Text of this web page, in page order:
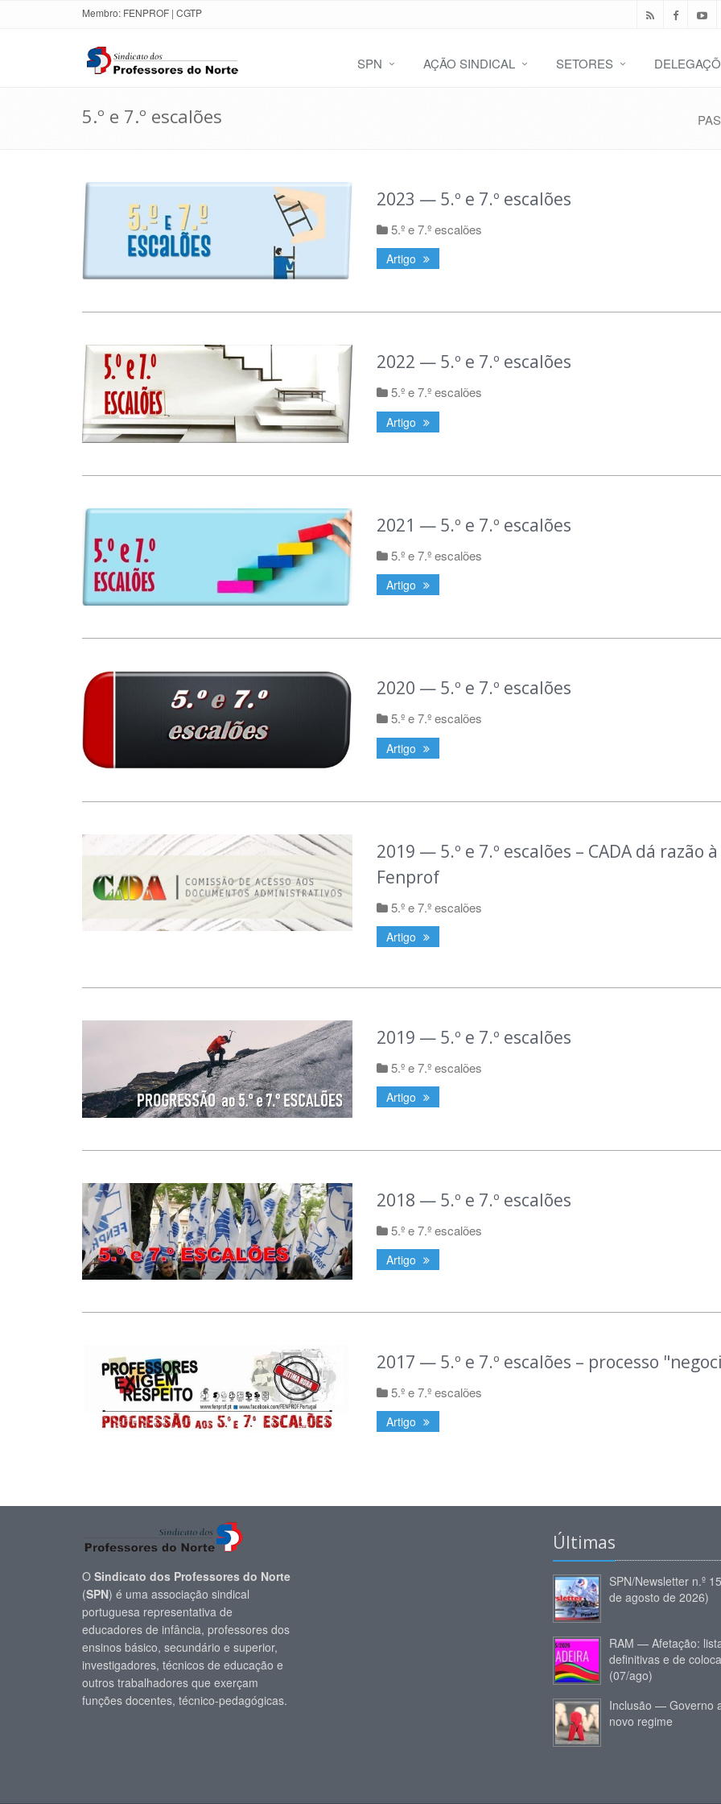
Membro: FENPROF | CGTP
SPN AÇÃO SINDICAL SETORES
5.º e 7.º escalões
2023 — 5.º e 7.º escalões
5.º e 7.º escalões
Artigo
2022 — 5.º e 7.º escalões
5.º e 7.º escalões
Artigo
2021 — 5.º e 7.º escalões
5.º e 7.º escalões
Artigo
2020 — 5.º e 7.º escalões
5.º e 7.º escalões
Artigo
2019 — 5.º e 7.º escalões – CADA dá razão à
Fenprof
5.º e 7.º escalões
Artigo
2019 — 5.º e 7.º escalões
5.º e 7.º escalões
Artigo
2018 — 5.º e 7.º escalões
5.º e 7.º escalões
Artigo
2017 — 5.º e 7.º escalões – processo
5.º e 7.º escalões
Artigo
O Sindicato dos Professores do Norte
(SPN) é uma associação sindical
portuguesa representativa de
educadores de infância, professores dos
ensinos básico, secundário e superior,
investigadores, técnicos de educação e
outros trabalhadores que exerçam
funções docentes, técnico-pedagógicas.
Últimas
SPN/Newsletter n.º
de agosto de 2026)
RAM — Afetação:
definitivas e de
(07/ago)
Inclusão — Governo
novo regime